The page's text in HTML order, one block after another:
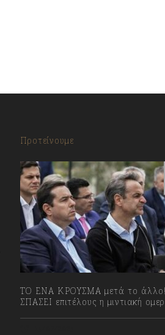
Προτείνουμε
ΤΟ ΕΝΑ ΚΡΟΥΣΜΑ μετά το
ΣΠΑΣΕΙ επιτέλους η μιντιακή